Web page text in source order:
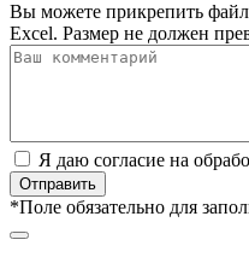
Вы можете прикрепить
Excel. Размер не должен
Я даю согласие на
*Поле обязательно для